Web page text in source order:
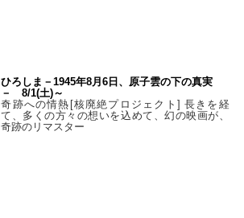
ひろしま－1945年8月6日、原子雲の下の真実
－ 8/1(土)～
奇跡への情熱[核廃絶プロジェクト] 長きを経
て、多くの方々の想いを込めて、幻の映画が、
奇跡のリマスター